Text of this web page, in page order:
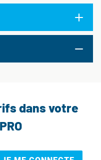
dans votre